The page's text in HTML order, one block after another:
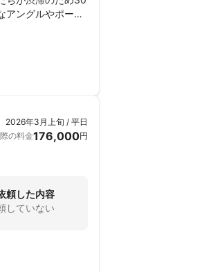
アングルやポーズ
以上のクオリテ
に宣伝したいと
った写真を見なが
2026年3月上旬 / 平日
の料金176,000円
頼した内容
していない